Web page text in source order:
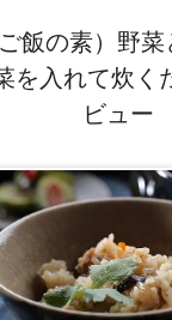
飯の素）野
を入れて炊く
ビュー